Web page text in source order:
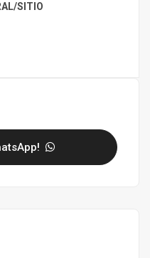
SITIO